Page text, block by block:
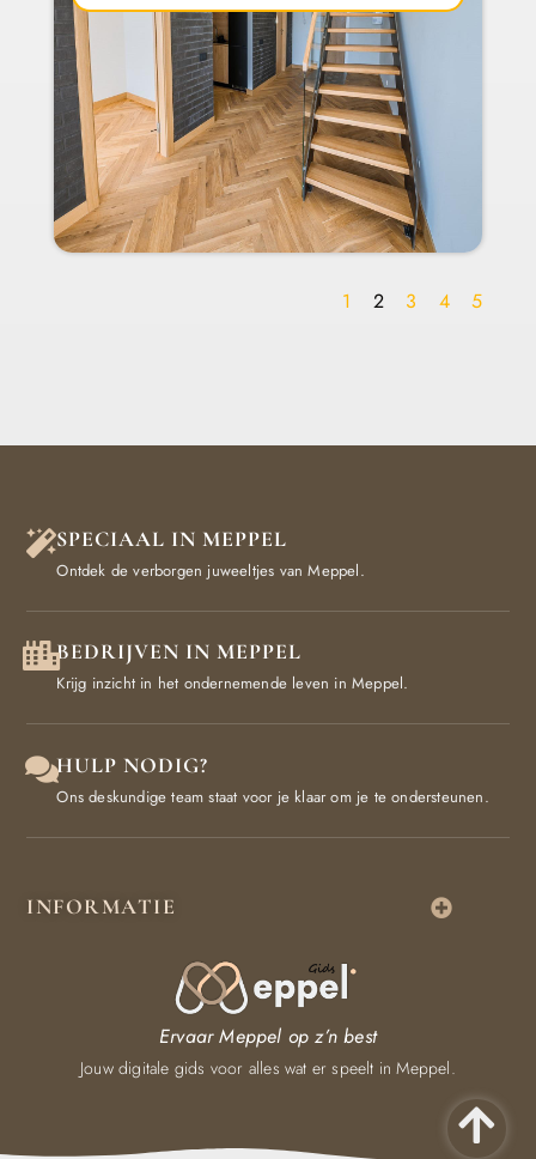
1 2 3 4 5
SPECIAAL IN MEPPEL
Ontdek de verborgen juweeltjes van Meppel.
BEDRIJVEN IN MEPPEL
Krijg inzicht in het ondernemende leven in Meppel.
HULP NODIG?
Ons deskundige team staat voor je klaar om je te ondersteunen.
INFORMATIE
Ervaar Meppel op z’n best
Jouw digitale gids voor alles wat er speelt in Meppel.